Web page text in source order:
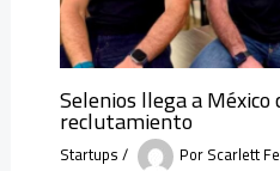
Selenios llega a México
reclutamiento
Startups/ PorScarlett